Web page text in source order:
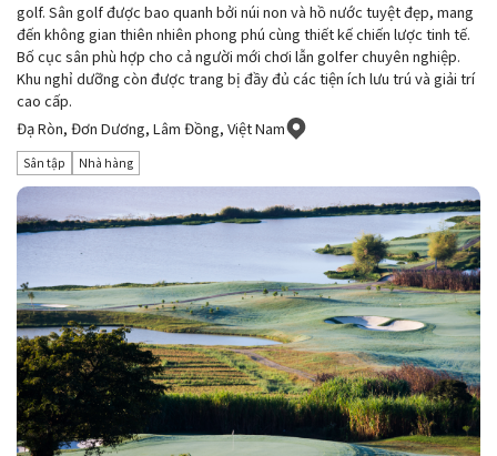
golf. Sân golf được bao quanh bởi núi non và hồ nước tuyệt đẹp, mang
đến không gian thiên nhiên phong phú cùng thiết kế chiến lược tinh tế.
Bố cục sân phù hợp cho cả người mới chơi lẫn golfer chuyên nghiệp.
Khu nghỉ dưỡng còn được trang bị đầy đủ các tiện ích lưu trú và giải trí
cao cấp.
Đạ Ròn, Đơn Dương, Lâm Đồng, Việt Nam
Sân tập Nhà hàng